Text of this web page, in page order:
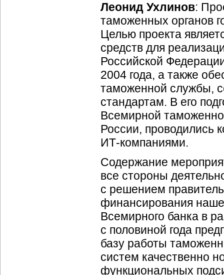
Леонид Ухлинов:
таможенных органов
Целью проекта
средств для
Российской
2004 года, а также
таможенной службы,
стандартам. В его
Всемирной
России, проводились
ИТ-компаниями.
Содержание
все стороны
с решением
финансирования
Всемирного банка в
с половиной года
базу работы
систем качественно
функциональных